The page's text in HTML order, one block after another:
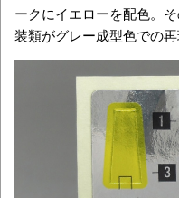
ークにイエローを配色。
装類がグレー成型色での再